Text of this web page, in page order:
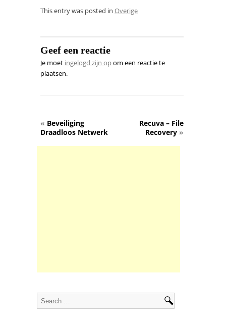
This entry was posted in Overige
Geef een reactie
Je moet ingelogd zijn opom een reactie te
plaatsen.
« Beveiliging
Draadloos Netwerk
Recuva – File
Recovery »